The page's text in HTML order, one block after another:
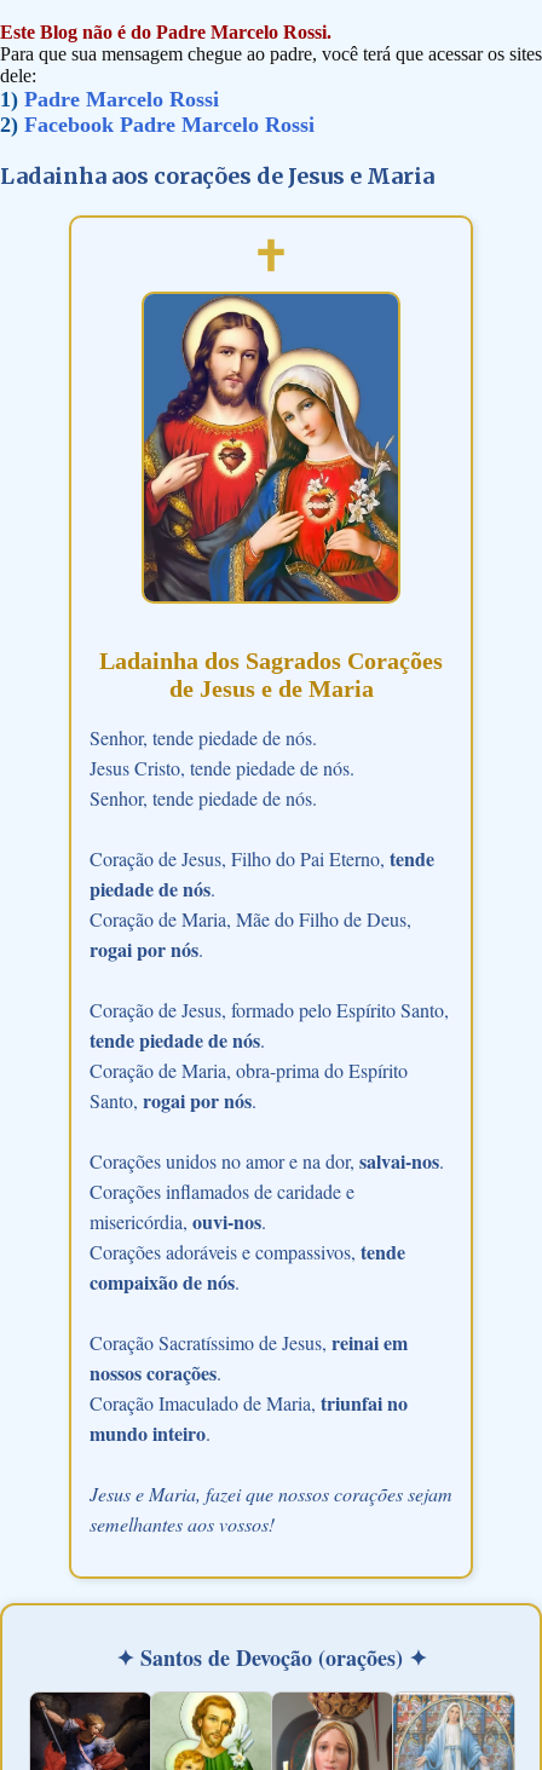
Este Blog não é do Padre Marcelo Rossi.
Para que sua mensagem chegue ao padre, você terá que acessar os sites
dele:
1) Padre Marcelo Rossi
2) Facebook Padre Marcelo Rossi
Ladainha aos corações de Jesus e Maria
Ladainha dos Sagrados Corações
de Jesus e de Maria
Senhor, tende piedade de nós.
Jesus Cristo, tende piedade de nós.
Senhor, tende piedade de nós.
Coração de Jesus, Filho do Pai Eterno, tende
piedade de nós.
Coração de Maria, Mãe do Filho de Deus,
rogai por nós.
Coração de Jesus, formado pelo Espírito Santo,
tende piedade de nós.
Coração de Maria, obra-prima do Espírito
Santo, rogai por nós.
Corações unidos no amor e na dor, salvai-nos.
Corações inflamados de caridade e
misericórdia, ouvi-nos.
Corações adoráveis e compassivos, tende
compaixão de nós.
Coração Sacratíssimo de Jesus, reinai em
nossos corações.
Coração Imaculado de Maria, triunfai no
mundo inteiro.
Jesus e Maria, fazei que nossos corações sejam
semelhantes aos vossos!
✦ Santos de Devoção (orações) ✦